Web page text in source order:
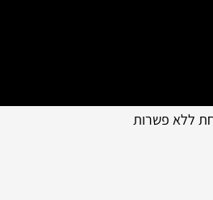
ללא פשרות